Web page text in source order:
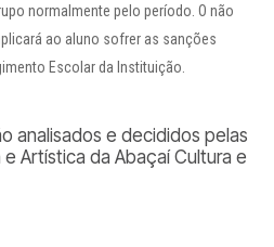
normalmente pelo período. O não
ao aluno sofrer as sanções
Escolar da Instituição.
analisados e decididos pelas
Artística da Abaçaí Cultura e